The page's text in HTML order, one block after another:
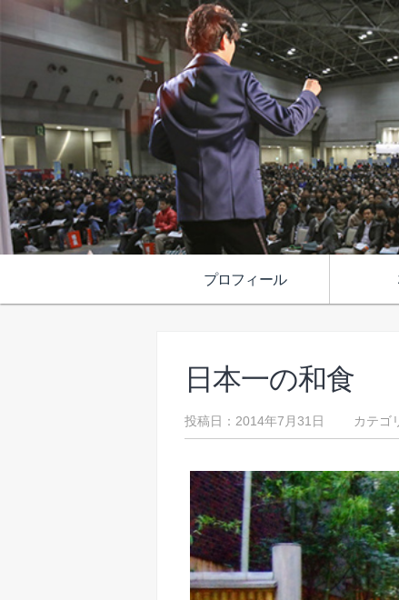
プロフィール
日本一の和食
投稿日：2014年7月31日 カテゴ